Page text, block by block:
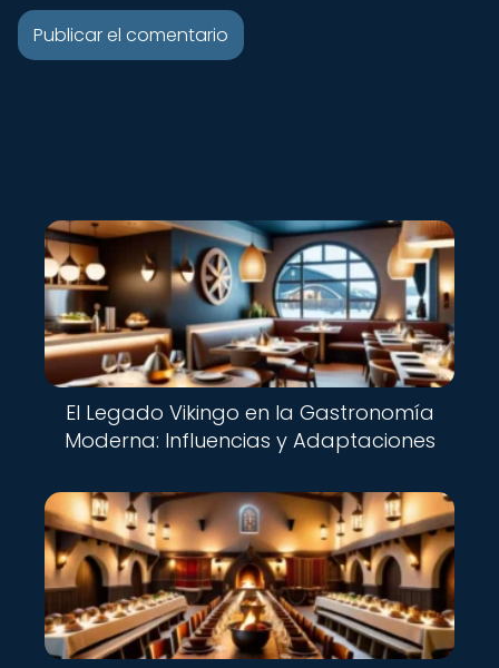
El Legado Vikingo en la Gastronomía
Moderna: Influencias y Adaptaciones